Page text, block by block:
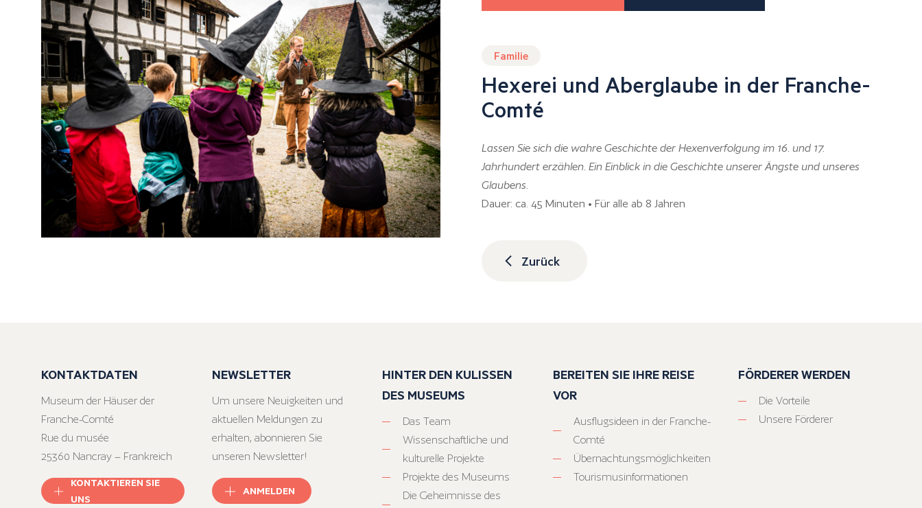
Familie
Hexerei und Aberglaube in der Franche-
Comté
Lassen Sie sich die wahre Geschichte der Hexenverfolgung im 16. und 17.
Jahrhundert erzählen. Ein Einblick in die Geschichte unserer Ängste und unseres
Glaubens.
Dauer: ca. 45 Minuten • Für alle ab 8 Jahren
Zurück
KONTAKTDATEN
Museum der Häuser der
Franche-Comté
Rue du musée
25360 Nancray – Frankreich
KONTAKTIEREN SIE
UNS
NEWSLETTER
Um unsere Neuigkeiten und
aktuellen Meldungen zu
erhalten, abonnieren Sie
unseren Newsletter!
ANMELDEN
HINTER DEN KULISSEN
DES MUSEUMS
Das Team
Wissenschaftliche und
kulturelle Projekte
Projekte des Museums
Die Geheimnisse des
BEREITEN SIE IHRE REISE
VOR
Ausflugsideen in der Franche-
Comté
Übernachtungsmöglichkeiten
Tourismusinformationen
FÖRDERER WERDEN
Die Vorteile
Unsere Förderer